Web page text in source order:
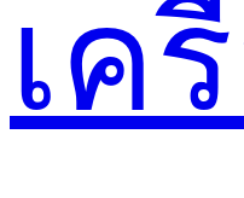
เค